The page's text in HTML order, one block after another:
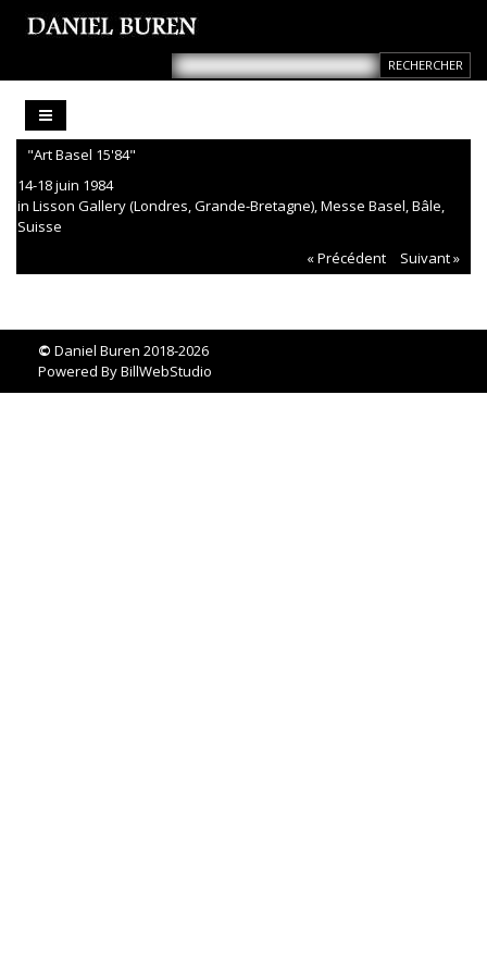
"Art Basel 15'84"
14-18 juin 1984
in Lisson Gallery (Londres, Grande-Bretagne), Messe Basel, Bâle,
Suisse
« Précédent
Suivant »
© Daniel Buren 2018-2026
Powered ByBillWebStudio